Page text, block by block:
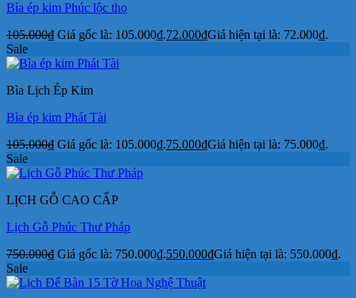
Bìa ép kim Phúc lộc thọ
105.000₫ Giá gốc là: 105.000₫.72.000₫Giá hiện tại là: 72.000₫.
Sale
Bìa Lịch Ép Kim
Bìa ép kim Phát Tài
105.000₫ Giá gốc là: 105.000₫.75.000₫Giá hiện tại là: 75.000₫.
Sale
LỊCH GỖ CAO CẤP
Lịch Gỗ Phúc Thư Pháp
750.000₫ Giá gốc là: 750.000₫.550.000₫Giá hiện tại là: 550.000₫.
Sale